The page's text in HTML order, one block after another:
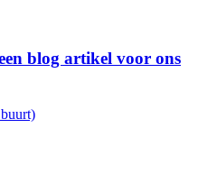
blog artikel voor ons